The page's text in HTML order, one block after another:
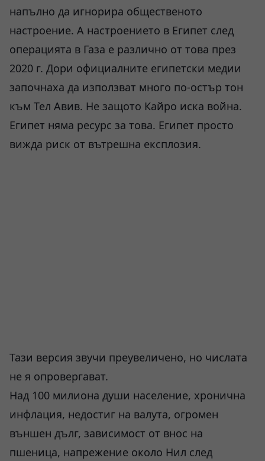
напълно да игнорира общественото
настроение. А настроението в Египет след
операцията в Газа е различно от това през
2020 г. Дори официалните египетски медии
започнаха да използват много по-остър тон
към Тел Авив. Не защото Кайро иска война.
Египет няма ресурс за това. Египет просто
вижда риск от вътрешна експлозия.
Тази версия звучи преувеличено, но числата
не я опровергават.
Над 100 милиона души население, хронична
инфлация, недостиг на валута, огромен
външен дълг, зависимост от внос на
пшеница, напрежение около Нил след